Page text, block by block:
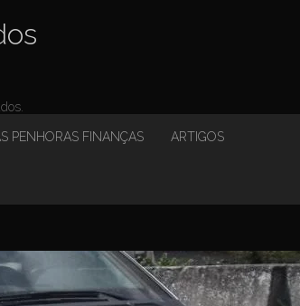
PENHORAS FINANÇAS ARTIGOS